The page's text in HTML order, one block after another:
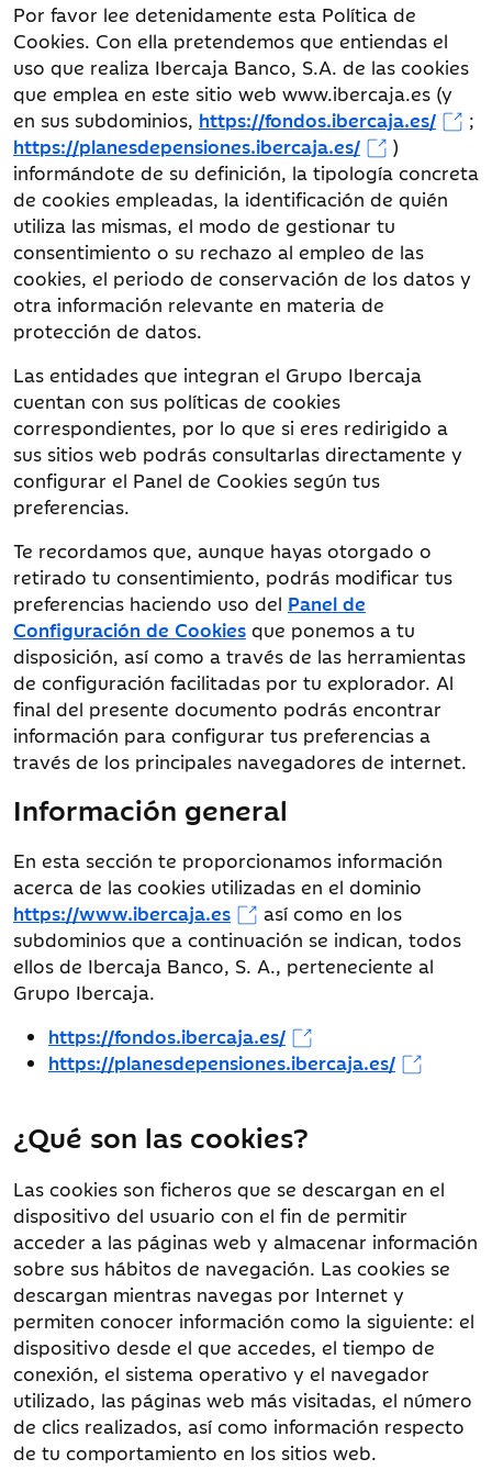
Por favor lee detenidamente esta Política de
Cookies. Con ella pretendemos que entiendas el
uso que realiza Ibercaja Banco, S.A. de las cookies
que emplea en este sitio web www.ibercaja.es (y
en sus subdominios, https://fondos.ibercaja.es/
;
https://planesdepensiones.ibercaja.es/
)
informándote de su definición, la tipología concreta
de cookies empleadas, la identificación de quién
utiliza las mismas, el modo de gestionar tu
consentimiento o su rechazo al empleo de las
cookies, el periodo de conservación de los datos y
otra información relevante en materia de
protección de datos.
Las entidades que integran el Grupo Ibercaja
cuentan con sus políticas de cookies
correspondientes, por lo que si eres redirigido a
sus sitios web podrás consultarlas directamente y
configurar el Panel de Cookies según tus
preferencias.
Te recordamos que, aunque hayas otorgado o
retirado tu consentimiento, podrás modificar tus
preferencias haciendo uso del Panel de
Configuración de Cookies que ponemos a tu
disposición, así como a través de las herramientas
de configuración facilitadas por tu explorador. Al
final del presente documento podrás encontrar
información para configurar tus preferencias a
través de los principales navegadores de internet.
Información general
En esta sección te proporcionamos información
acerca de las cookies utilizadas en el dominio
https://www.ibercaja.es
así como en los
subdominios que a continuación se indican, todos
ellos de Ibercaja Banco, S. A., perteneciente al
Grupo Ibercaja.
https://fondos.ibercaja.es/
https://planesdepensiones.ibercaja.es/
¿Qué son las cookies?
Las cookies son ficheros que se descargan en el
dispositivo del usuario con el fin de permitir
acceder a las páginas web y almacenar información
sobre sus hábitos de navegación. Las cookies se
descargan mientras navegas por Internet y
permiten conocer información como la siguiente: el
dispositivo desde el que accedes, el tiempo de
conexión, el sistema operativo y el navegador
utilizado, las páginas web más visitadas, el número
de clics realizados, así como información respecto
de tu comportamiento en los sitios web.